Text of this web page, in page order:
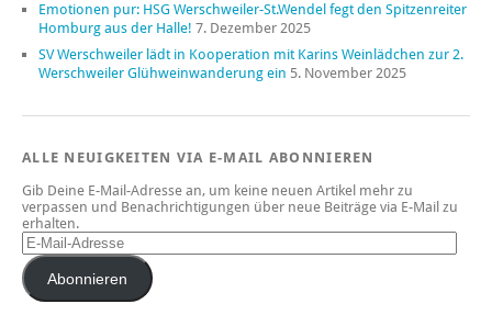
Emotionen pur: HSG Werschweiler-St.Wendel fegt den Spitzenreiter
Homburg aus der Halle! 7. Dezember 2025
SV Werschweiler lädt in Kooperation mit Karins Weinlädchen zur 2.
Werschweiler Glühweinwanderung ein 5. November 2025
ALLE NEUIGKEITEN VIA E-MAIL ABONNIEREN
Gib Deine E-Mail-Adresse an, um keine neuen Artikel mehr zu
verpassen und Benachrichtigungen über neue Beiträge via E-Mail zu
erhalten.
Abonnieren